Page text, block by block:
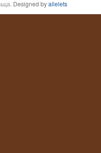
. Designed byallelets